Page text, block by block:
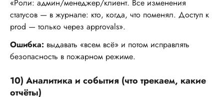
«Роли: админ/менеджер/клиент. Все изменения
статусов — в журнале: кто, когда, что поменял. Доступ к
prod — только через approvals».
Ошибка: выдавать «всем всё» и потом исправлять
безопасность в пожарном режиме.
10) Аналитика и события (что трекаем, какие
отчёты)
17 18 19 20 21 22
23
25 26
31
1 2 3 4
Выбрать